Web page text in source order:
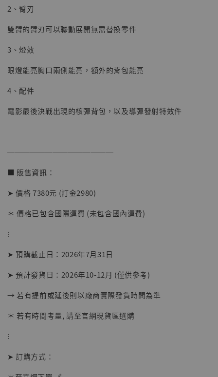
2、臂刃
雙臂的臂刃可以聯動展開無需替換零件
3、燈效
眼燈能亮胸口兩側能亮，額外的背包能亮
4、配件
電影最後決戰出現的核彈背包，以及導彈發射特效件
──────────────
■ 販售資訊：
➤ 價格 7380元 (訂金2980)
＊ 價格已包含國際運費 (未包含國內運費)
⁝
➤ 預購截止日：2026年7月31日
➤ 預計發貨日：2026年10-12月 (僅供參考)
→ 若有提前或延後則以廠商實際發貨時間為準
＊ 若有時間考量, 請至官網現貨區選購
⁝
➤ 訂購方式：